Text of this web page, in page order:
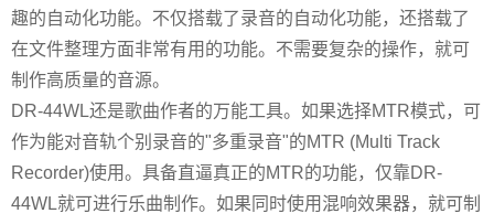
趣的自动化功能。不仅搭载了录音的自动化功能，还搭载了
在文件整理方面非常有用的功能。不需要复杂的操作，就可
制作高质量的音源。
DR-44WL还是歌曲作者的万能工具。如果选择MTR模式，可
作为能对音轨个别录音的"多重录音"的MTR (Multi Track
Recorder)使用。具备直逼真正的MTR的功能，仅靠DR-
44WL就可进行乐曲制作。如果同时使用混响效果器，就可制